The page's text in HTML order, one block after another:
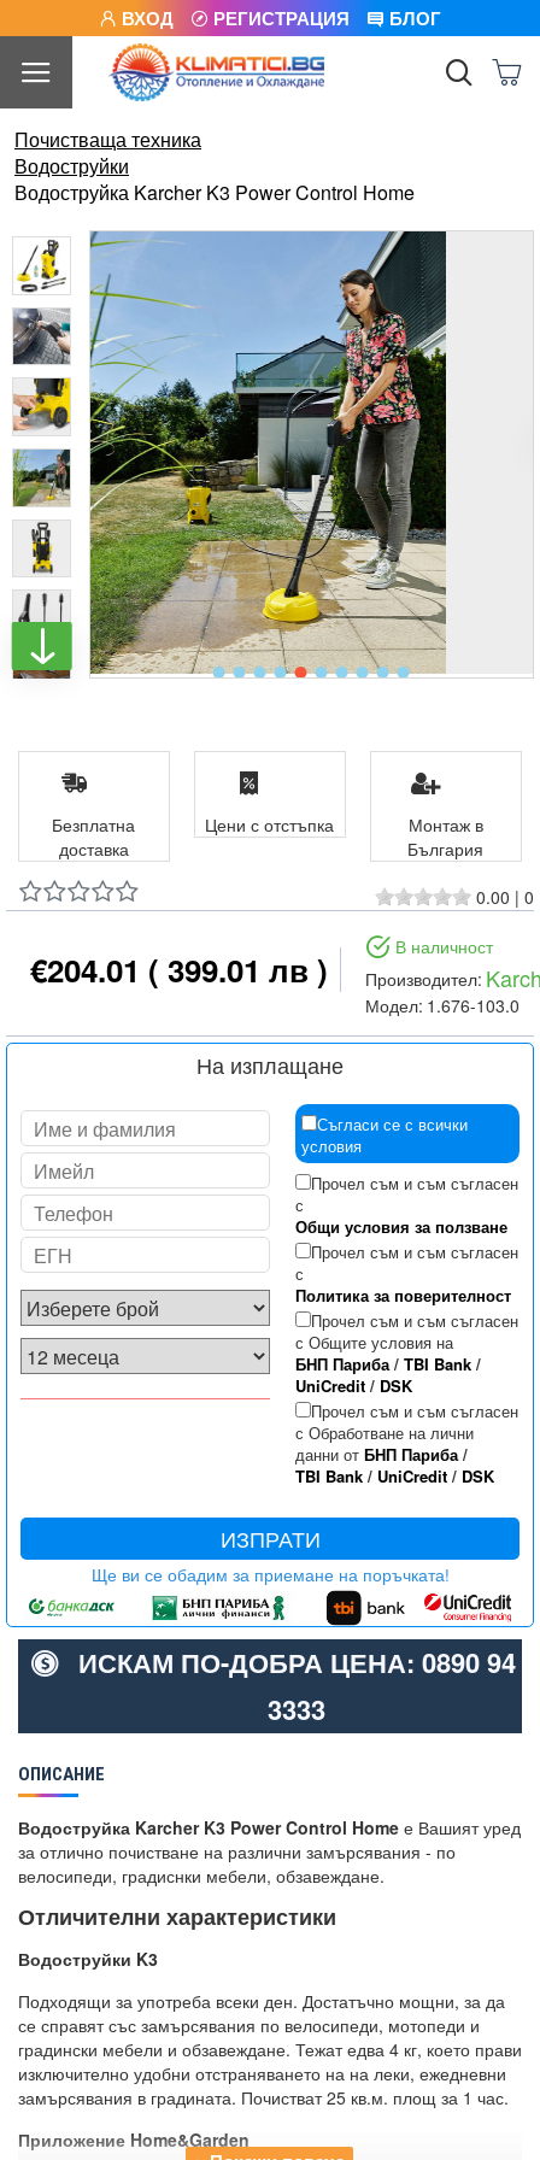
ВХОД РЕГИСТРАЦИЯ БЛОГ
Почистваща техника
Водоструйки
Водоструйка Karcher K3 Power Control Home
0.00 | 0
€204.01 ( 399.01 лв )
В наличност
Производител:
Модел: 1.676-103.0
На изплащане
Съгласи се с всички
условия
Прочел съм и съм съгласен
с
Общи условия за ползване
Прочел съм и съм съгласен
с
Политика за поверителност
Прочел съм и съм съгласен
с Общите условия на
БНП Париба/ TBI Bank/
UniCredit/ DSK
Прочел съм и съм съгласен
с Обработване на лични
данни от БНП Париба/
TBI Bank/ UniCredit/ DSK
ИЗПРАТИ
Ще ви се обадим за приемане на поръчката!
Безплатна
доставка
Цени с отстъпка
Монтаж в
България
ИСКАМ ПО-ДОБРА ЦЕНА: 0890 94
3333
ОПИСАНИЕ
Водоструйка Karcher K3 Power Control Home е Вашият уред
за отлично почистване на различни замърсявания - по
велосипеди, градиснки мебели, обзавеждане.
Отличителни характеристики
Водоструйки K3
Подходящи за употреба всеки ден. Достатъчно мощни, за да
се справят със замърсявания по велосипеди, мотопеди и
градински мебели и обзавеждане. Тежат едва 4 кг, което прави
изключително удобни отстраняването на на леки, ежедневни
замърсявания в градината. Почистват 25 кв.м. площ за 1 час.
Приложение Home&Garden